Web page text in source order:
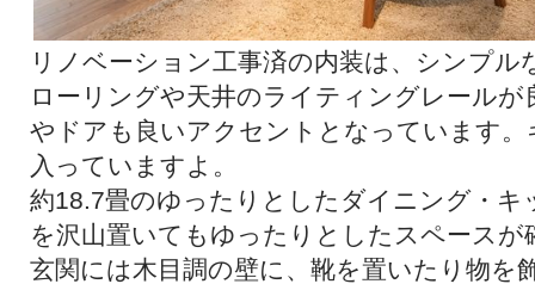
リノベーション工事済の内装は、シンプ
ローリングや天井のライティングレールが
やドアも良いアクセントとなっています
入っていますよ。
約18.7畳のゆったりとしたダイニング・キ
を沢山置いてもゆったりとしたスペース
玄関には木目調の壁に、靴を置いたり物を